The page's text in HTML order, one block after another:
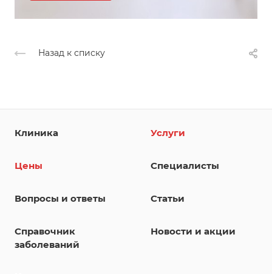
Назад к списку
Клиника Услуги
Цены Специалисты
Вопросы и ответы Статьи
Справочник
заболеваний
Новости и акции